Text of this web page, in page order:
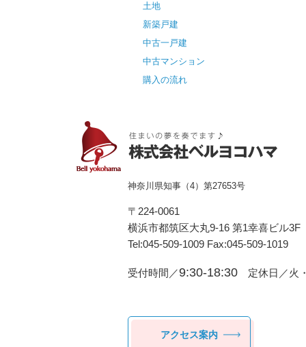
土地
新築戸建
中古一戸建
中古マンション
購入の流れ
神奈川県知事（4）第27653号
〒224-0061
横浜市都筑区⼤丸9-16 第1幸喜ビル3F
Tel:045-509-1009 Fax:045-509-1019
受付時間／9:30-18:30 定休日／火
アクセス案内